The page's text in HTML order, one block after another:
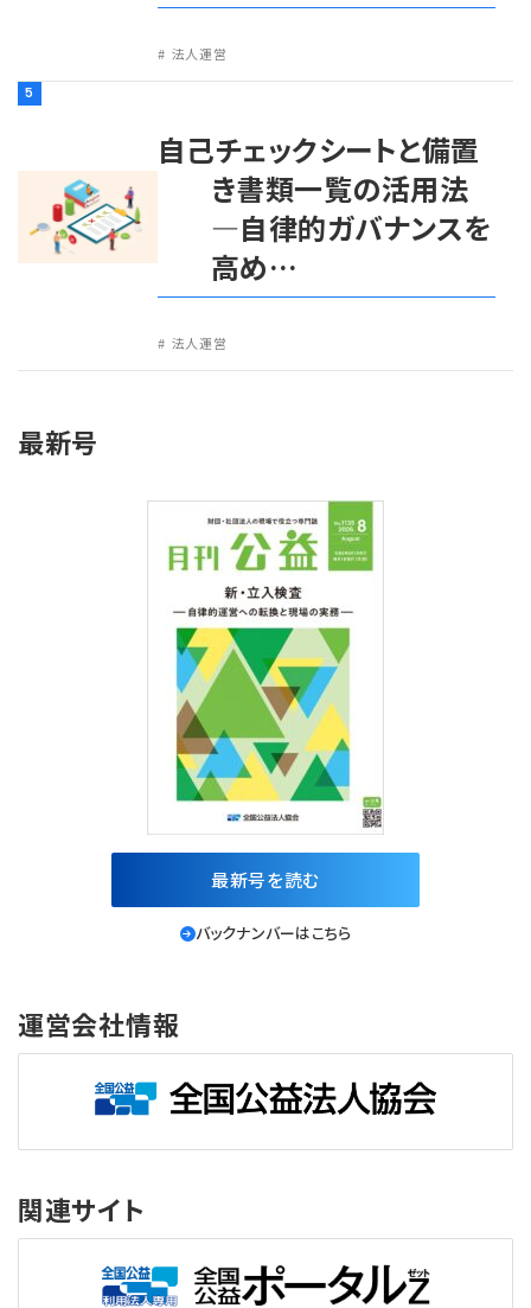
法人運営
5
自己チェックシートと備置
き書類一覧の活用法
―自律的ガバナンスを
高め…
法人運営
最新号
最新号を読む
バックナンバーはこちら
運営会社情報
関連サイト